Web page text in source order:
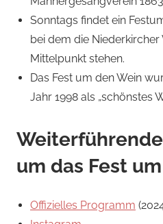
Sonntags findet ein
bei dem die
Mittelpunkt stehen.
Das Fest um den Wein
Jahr 1998 als „schönstes
um das Fest
Offizielles Programm